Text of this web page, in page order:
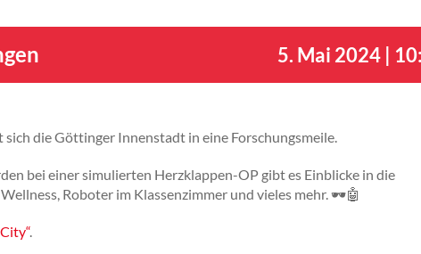
5. Mai 2024 |
die Göttinger Innenstadt in eine Forschungsmeile.
bei einer simulierten Herzklappen-OP gibt es Einblicke in die
Roboter im Klassenzimmer und vieles mehr. 🕶🤖
.